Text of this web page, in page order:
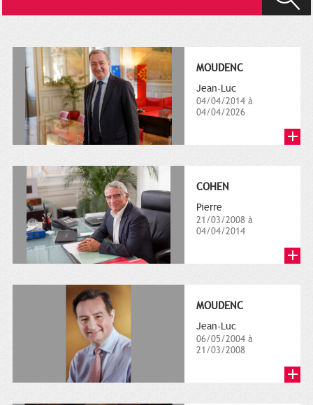
MOUDENC
Jean-Luc
04/04/2014 à
04/04/2026
COHEN
Pierre
21/03/2008 à
04/04/2014
MOUDENC
Jean-Luc
06/05/2004 à
21/03/2008